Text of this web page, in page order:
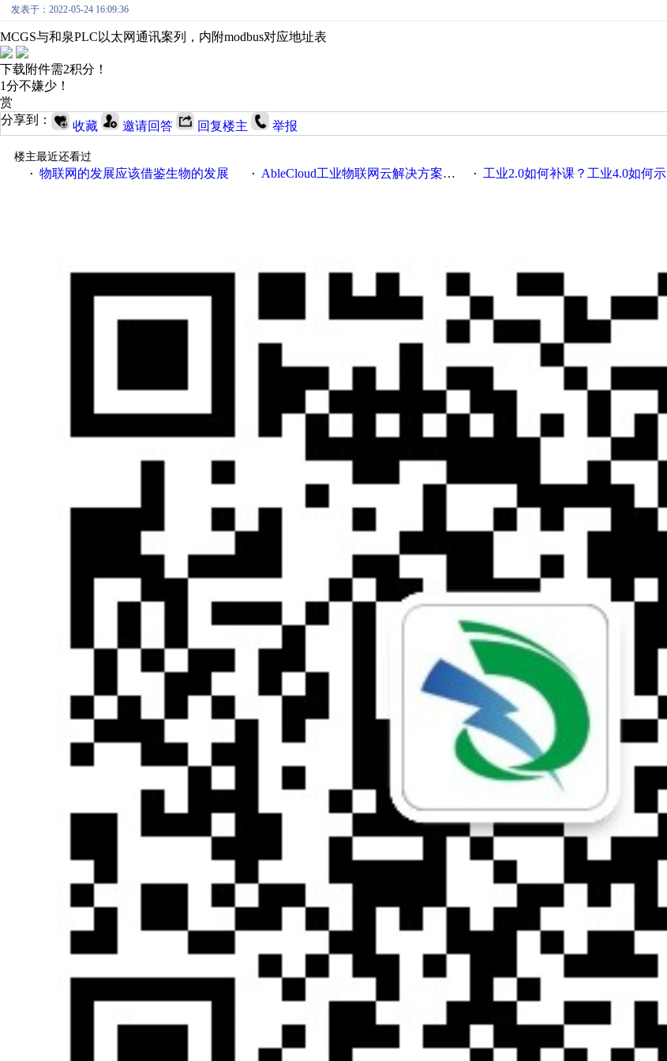
发表于：2022-05-24 16:09:36
MCGS与和泉PLC以太网通讯案列，内附modbus对应地址表
下载附件需2积分！
1分不嫌少！
赏
分享到：
收藏 邀请回答 回复楼主 举报
楼主最近还看过
· 物联网的发展应该借鉴生物的发展 · AbleCloud工业物联网云解决方案实践及应用 · 工业2.0如何补课？工业4.0如何示范？